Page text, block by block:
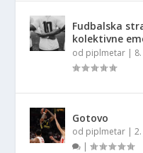
Fudbalska
kolektivne
od piplmetar |
Gotovo
od piplmetar |
|